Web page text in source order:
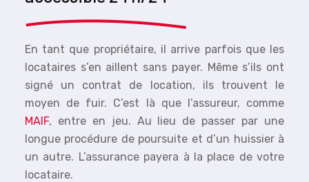
En tant que propriétaire, il arrive parfois que les
locataires s’en aillent sans payer. Même s’ils ont
signé un contrat de location, ils trouvent le
moyen de fuir. C’est là que l’assureur, comme
MAIF, entre en jeu. Au lieu de passer par une
longue procédure de poursuite et d’un huissier à
un autre. L’assurance payera à la place de votre
locataire.